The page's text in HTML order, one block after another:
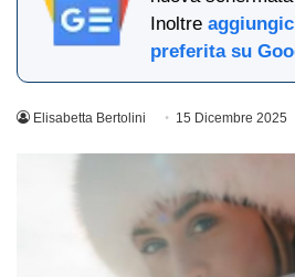
Inoltre
preferita su
Elisabetta Bertolini 15 Dicembre 2025